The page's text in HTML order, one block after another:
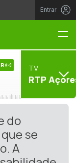
Entrar
TV
RTP
do
se
A